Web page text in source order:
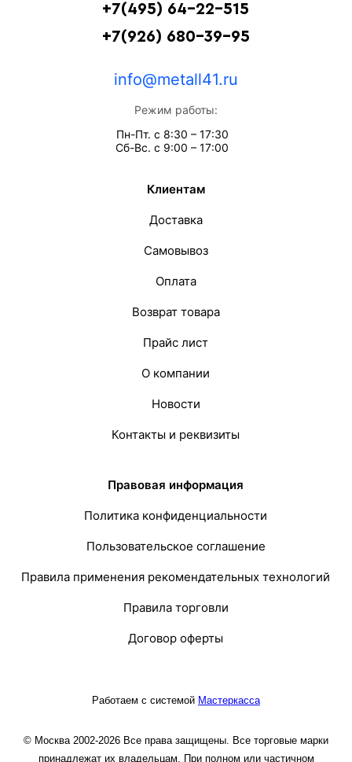
+7(495) 64-22-515
+7(926) 680-39-95
info@metall41.ru
Режим работы:
Пн-Пт. с 8:30 – 17:30
Сб-Вс. с 9:00 – 17:00
Клиентам
Доставка
Самовывоз
Оплата
Возврат товара
Прайс лист
О компании
Новости
Контакты и реквизиты
Правовая информация
Политика конфиденциальности
Пользовательское соглашение
Правила применения рекомендательных технологий
Правила торговли
Договор оферты
Работаем с системой Мастеркасса
© Москва 2002-2026 Все права защищены. Все торговые марки
принадлежат их владельцам. При полном или частичном